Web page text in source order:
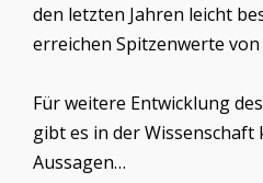
den letzten Jahren leicht
erreichen Spitzenwerte
Für weitere Entwicklung
gibt es in der Wissenschaft
Aussagen…